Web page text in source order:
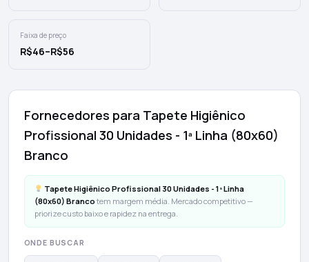
Faixa de preço
R$46–R$56
Fornecedores para Tapete Higiênico
Profissional 30 Unidades - 1ª Linha (80x60)
Branco
Tapete Higiênico Profissional 30 Unidades - 1ª Linha
(80x60) Brancotem margem média. Mercado competitivo —
priorize custo baixo e rapidez na entrega.
ONDE BUSCAR